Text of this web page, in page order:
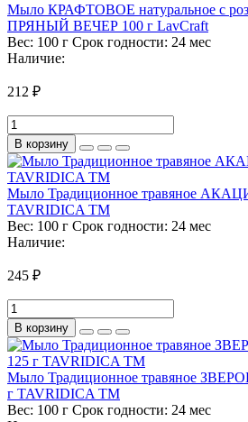
Мыло КРАФТОВОЕ натуральное с
ПРЯНЫЙ ВЕЧЕР 100 г LavCraft
Вес: 100 г Срок годности: 24 мес
Наличие:
212 ₽
В корзину
Мыло Традиционное травяное
TAVRIDICA ТМ
Вес: 100 г Срок годности: 24 мес
Наличие:
245 ₽
В корзину
Мыло Традиционное травяное
г TAVRIDICA ТМ
Вес: 100 г Срок годности: 24 мес